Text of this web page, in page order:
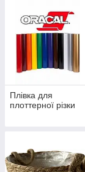
Плівка для
плоттерної різки